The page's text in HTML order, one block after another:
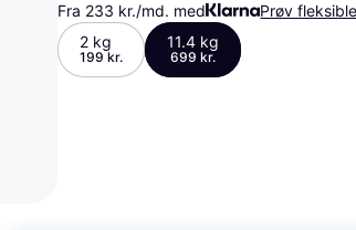
Fra 233 kr./md. med
Prøv
2 kg
199 kr.
11.4 kg
699 kr.